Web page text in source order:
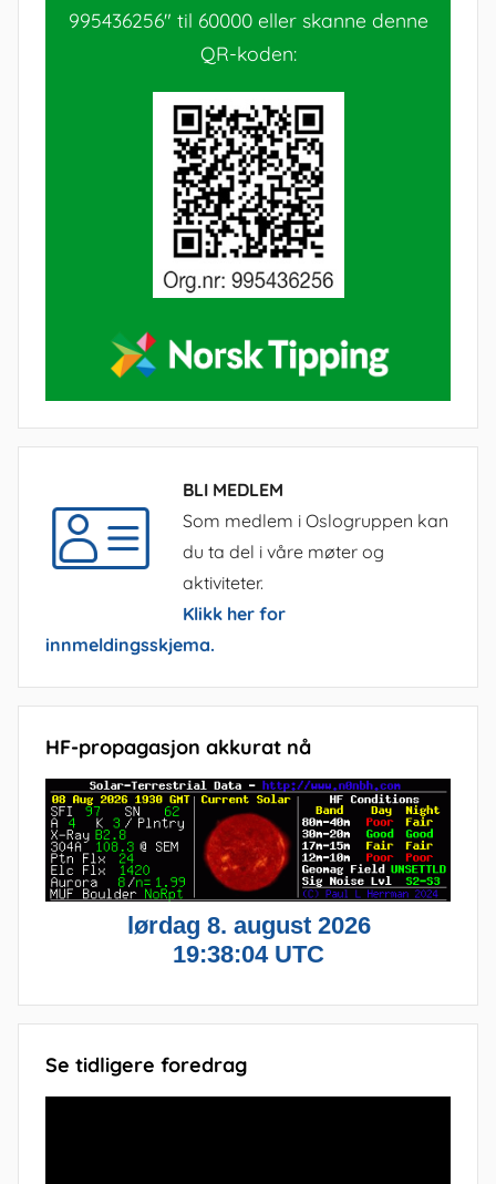
995436256" til 60000 eller skanne denne
QR-koden:
BLI MEDLEM
Som medlem i Oslogruppen kan
du ta del i våre møter og
aktiviteter.
Klikk her for
innmeldingsskjema.
HF-propagasjon akkurat nå
Se tidligere foredrag